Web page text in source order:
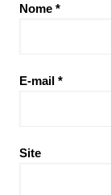
Nome *
E-mail *
Site